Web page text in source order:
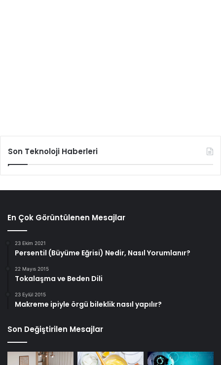
Son Teknoloji Haberleri
En Çok Görüntülenen Mesajlar
23 Ekim 2021
Persentil (Büyüme Eğrisi) Nedir, Nasıl Yorumlanır?
22 Mayıs 2015
Tokalaşma ve Beden Dili
23 Eylül 2015
Makreme ipiyle örgü bileklik nasıl yapılır?
Son Değiştirilen Mesajlar